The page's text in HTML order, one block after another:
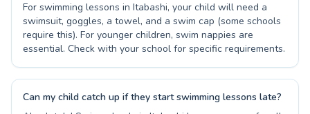
For swimming lessons in Itabashi, your child will need a
swimsuit, goggles, a towel, and a swim cap (some schools
require this). For younger children, swim nappies are
essential. Check with your school for specific requirements.
Can my child catch up if they start swimming lessons late?